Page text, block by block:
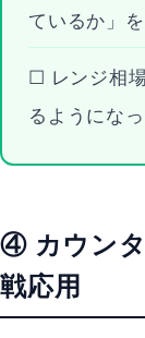
ているか」
☐ レンジ相
るようにな
④ カウン
戦応用